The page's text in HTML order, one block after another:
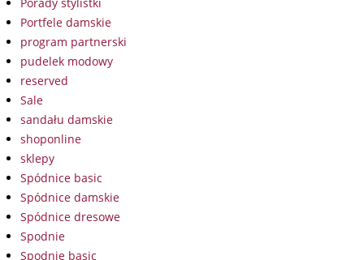
Porady stylistki
Portfele damskie
program partnerski
pudelek modowy
reserved
Sale
sandału damskie
shoponline
sklepy
Spódnice basic
Spódnice damskie
Spódnice dresowe
Spodnie
Spodnie basic